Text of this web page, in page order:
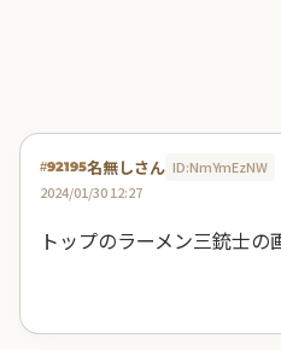
#92195名無しさん ID:NmYmEzNW
2024/01/30 12:27
トップのラーメン三銃士の